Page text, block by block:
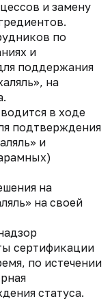
и замену
по
и
поддержания
на
в ходе
подтверждения
и
на
на своей
сертификации
по истечении
статуса.